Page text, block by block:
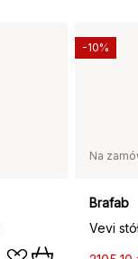
Na
Brafab
Vevi
-10%